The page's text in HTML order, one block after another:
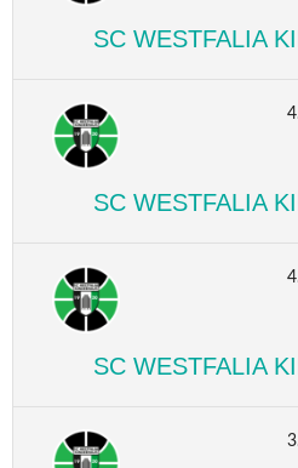
SC WESTFALIA
SC WESTFALIA
SC WESTFALIA